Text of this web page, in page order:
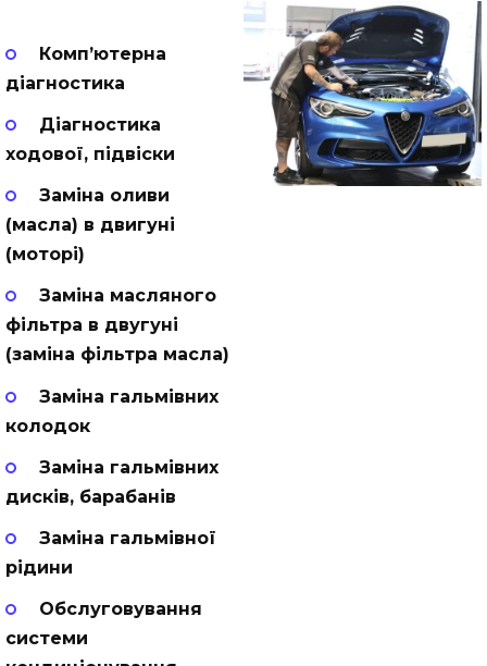
Комп’ютерна
діагностика
Діагностика
ходової, підвіски
Заміна оливи
(масла) в двигуні
(моторі)
Заміна масляного
фільтра в двугуні
(заміна фільтра масла)
Заміна гальмівних
колодок
Заміна гальмівних
дисків, барабанів
Заміна гальмівної
рідини
Обслуговування
системи